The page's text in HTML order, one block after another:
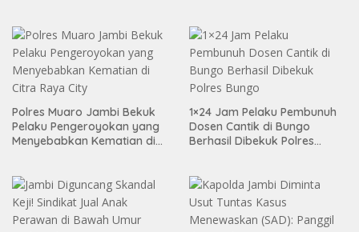
Polres Muaro Jambi Bekuk
Pelaku Pengeroyokan yang
Menyebabkan Kematian di
1×24 Jam Pelaku Pembunuh
Dosen Cantik di Bungo
Berhasil Dibekuk Polres